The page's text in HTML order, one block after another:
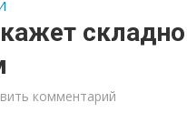
комментарий